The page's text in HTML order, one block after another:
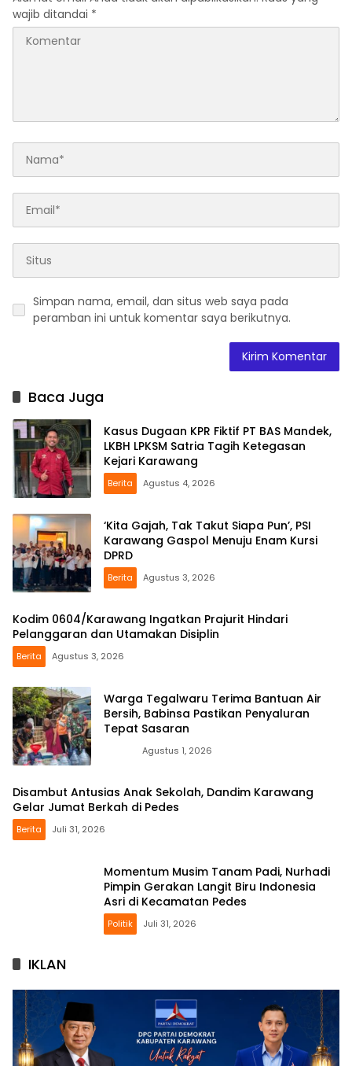
wajib ditandai *
Simpan nama, email, dan situs web saya pada
peramban ini untuk komentar saya berikutnya.
Baca Juga
Kasus Dugaan KPR Fiktif PT BAS Mandek,
LKBH LPKSM Satria Tagih Ketegasan
Kejari Karawang
Berita Agustus 4, 2026
‘Kita Gajah, Tak Takut Siapa Pun’, PSI
Karawang Gaspol Menuju Enam Kursi
DPRD
Berita Agustus 3, 2026
Kodim 0604/Karawang Ingatkan Prajurit Hindari
Pelanggaran dan Utamakan Disiplin
Berita Agustus 3, 2026
Warga Tegalwaru Terima Bantuan Air
Bersih, Babinsa Pastikan Penyaluran
Tepat Sasaran
Agustus 1, 2026
Disambut Antusias Anak Sekolah, Dandim Karawang
Gelar Jumat Berkah di Pedes
Berita Juli 31, 2026
Momentum Musim Tanam Padi, Nurhadi
Pimpin Gerakan Langit Biru Indonesia
Asri di Kecamatan Pedes
Politik Juli 31, 2026
IKLAN